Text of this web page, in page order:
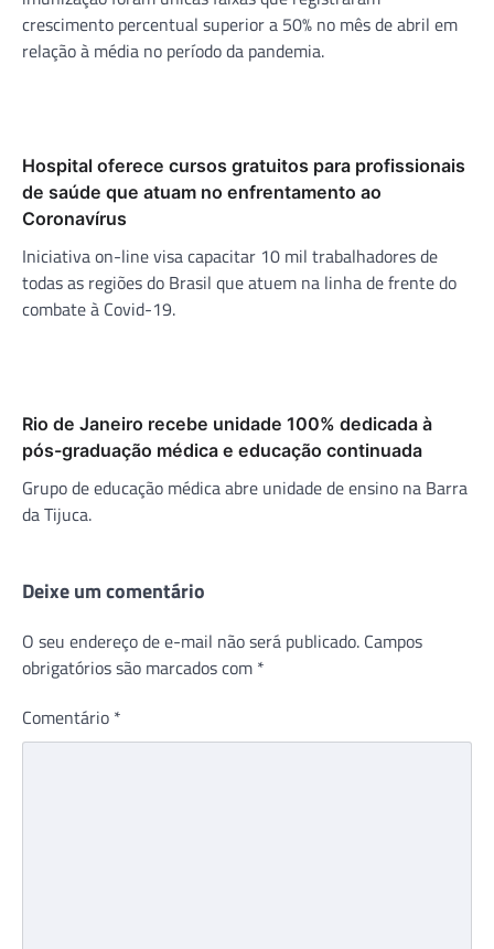
crescimento percentual superior a 50% no mês de abril em
relação à média no período da pandemia.
Hospital oferece cursos gratuitos para profissionais
de saúde que atuam no enfrentamento ao
Coronavírus
Iniciativa on-line visa capacitar 10 mil trabalhadores de
todas as regiões do Brasil que atuem na linha de frente do
combate à Covid-19.
Rio de Janeiro recebe unidade 100% dedicada à
pós-graduação médica e educação continuada
Grupo de educação médica abre unidade de ensino na Barra
da Tijuca.
Deixe um comentário
O seu endereço de e-mail não será publicado. Campos
obrigatórios são marcados com *
Comentário *